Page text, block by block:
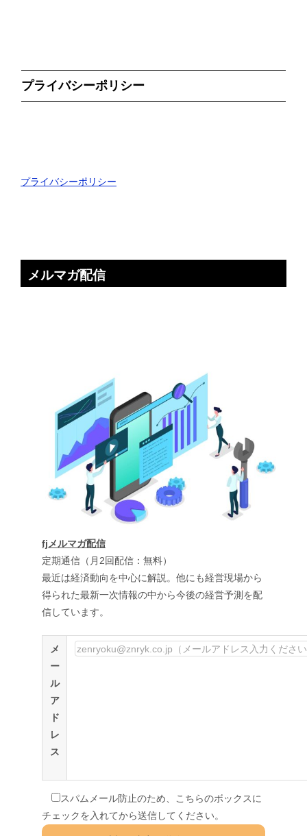
プライバシーポリシー
プライバシーポリシー
メルマガ配信
fjメルマガ配信
定期通信（月2回配信：無料）
最近は経済動向を中心に解説。他にも経営現場から
得られた最新一次情報の中から今後の経営予測を配
信しています。
メ
ー
ル
ア
ド
レ
ス
スパムメール防止のため、こちらのボックスに
チェックを入れてから送信してください。